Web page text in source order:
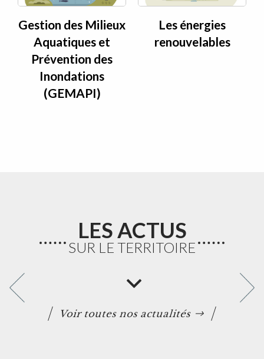
Gestion des Milieux
Aquatiques et
Prévention des
Inondations
(GEMAPI)
Les énergies
renouvelables
LES ACTUS
SUR LE TERRITOIRE
Voir toutes nos actualités